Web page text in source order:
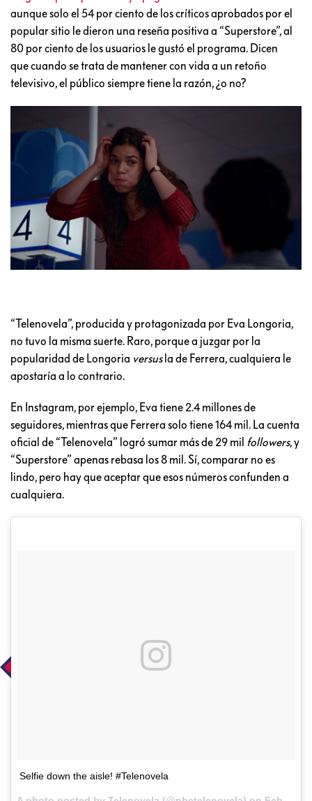
aunque solo el 54 por ciento de los críticos aprobados por el
popular sitio le dieron una reseña positiva a “Superstore”, al
80 por ciento de los usuarios le gustó el programa. Dicen
que cuando se trata de mantener con vida a un retoño
televisivo, el público siempre tiene la razón, ¿o no?
“Telenovela”, producida y protagonizada por Eva Longoria,
no tuvo la misma suerte. Raro, porque a juzgar por la
popularidad de Longoria versusla de Ferrera, cualquiera le
apostaría a lo contrario.
En Instagram, por ejemplo, Eva tiene 2.4 millones de
seguidores, mientras que Ferrera solo tiene 164 mil. La cuenta
oficial de “Telenovela” logró sumar más de 29 mil followers, y
“Superstore” apenas rebasa los 8 mil. Sí, comparar no es
lindo, pero hay que aceptar que esos números confunden a
cualquiera.
Selfie down the aisle! #Telenovela